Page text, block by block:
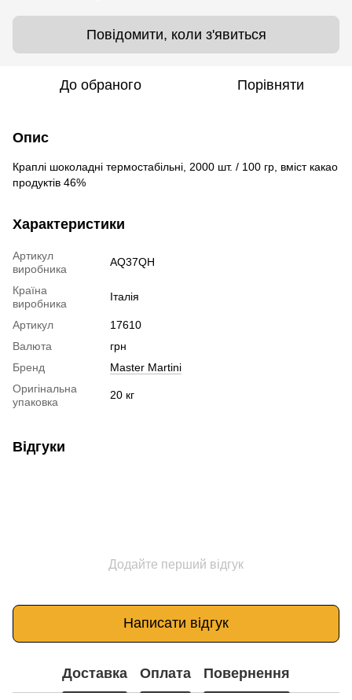
Повідомити, коли з'явиться
До обраного Порівняти
Опис
Краплі шоколадні термостабільні, 2000 шт. / 100 гр, вміст какао
продуктів 46%
Характеристики
Артикул
виробника
AQ37QH
Країна
виробника
Італія
Артикул
17610
Валюта
грн
Бренд
Master Martini
Оригінальна
упаковка
20 кг
Відгуки
Додайте перший відгук
Написати відгук
Доставка Оплата Повернення